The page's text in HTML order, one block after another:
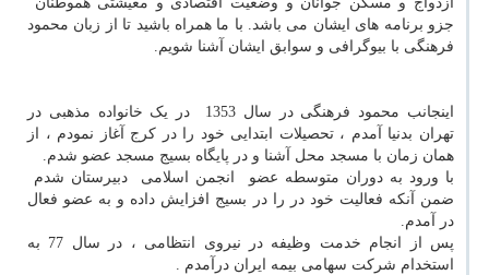
جزو برنامه های ایشان می باشد. با ما همراه باشید تا از زبان محمود
فرهنگی با بیوگرافی و سوابق ایشان آشنا شویم.
اینجانب محمود فرهنگی در سال 1353 در یک خانواده مذهبی در
تهران بدنیا آمدم ، تحصیلات ابتدایی خود را در کرج آغاز نمودم ، از
همان زمان با مسجد محل آشنا و در پایگاه بسیج مسجد عضو شدم.
با ورود به دوران متوسطه عضو انجمن اسلامی دبیرستان شدم
ضمن آنکه فعالیت خود در را در بسیج افزایش داده و به عضو فعال
در آمدم.
پس از انجام خدمت وظیفه در نیروی انتظامی ، در سال 77 به
استخدام شرکت سهامی بیمه ایران درآمدم .